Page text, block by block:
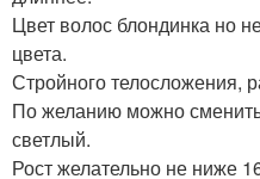
Цвет волос блондинка но
цвета.
Стройного телосложения,
По желанию можно
светлый.
Рост желательно не ниже